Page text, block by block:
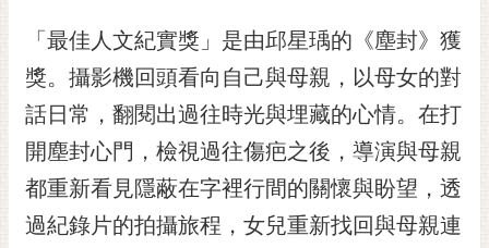
宣
告
市
交
通
「最佳人文紀實獎」是由邱星瑀的《塵封》獲
獎。攝影機回頭看向自己與母親，以母女的對
話日常，翻閱出過往時光與埋藏的心情。在打
開塵封心門，檢視過往傷疤之後，導演與母親
都重新看見隱蔽在字裡行間的關懷與盼望，透
過紀錄片的拍攝旅程，女兒重新找回與母親連